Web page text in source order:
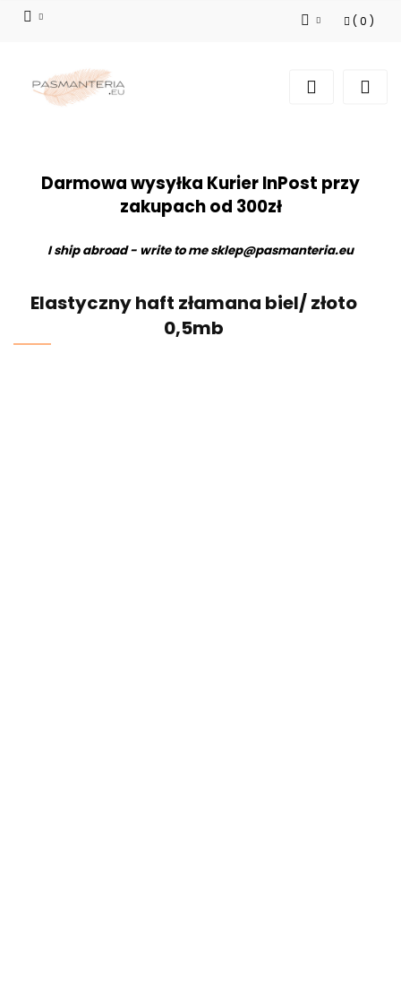
( 0 )
Darmowa wysyłka Kurier InPost przy
zakupach od 300zł
I ship abroad - write to mesklep@pasmanteria.eu
Elastyczny haft złamana biel/ złoto
0,5mb